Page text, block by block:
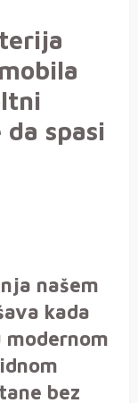
spasi
našem
kada
bez